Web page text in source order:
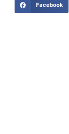
Facebook